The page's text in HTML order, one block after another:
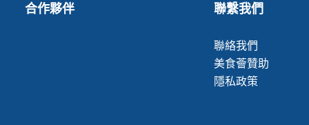
合作夥伴 聯繫我們
聯絡我們
美食薈贊助
隱私政策